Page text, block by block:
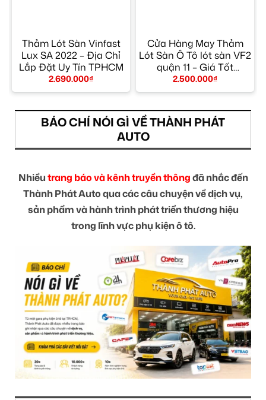
Thảm Lót Sàn Vinfast
Lux SA 2022 – Địa Chỉ
Lắp Đặt Uy Tín TPHCM
2.690.000₫
Cửa Hàng May Thảm
Lót Sàn Ô Tô lót sàn VF2
quận 11 – Giá Tốt
TPHCM
2.500.000₫
BÁO CHÍ NÓI GÌ VỀ THÀNH PHÁT
AUTO
Nhiềutrang báo và kênh truyền thôngđã nhắc đến
Thành Phát Auto qua các câu chuyện về dịch vụ,
sản phẩm và hành trình phát triển thương hiệu
trong lĩnh vực phụ kiện ô tô.